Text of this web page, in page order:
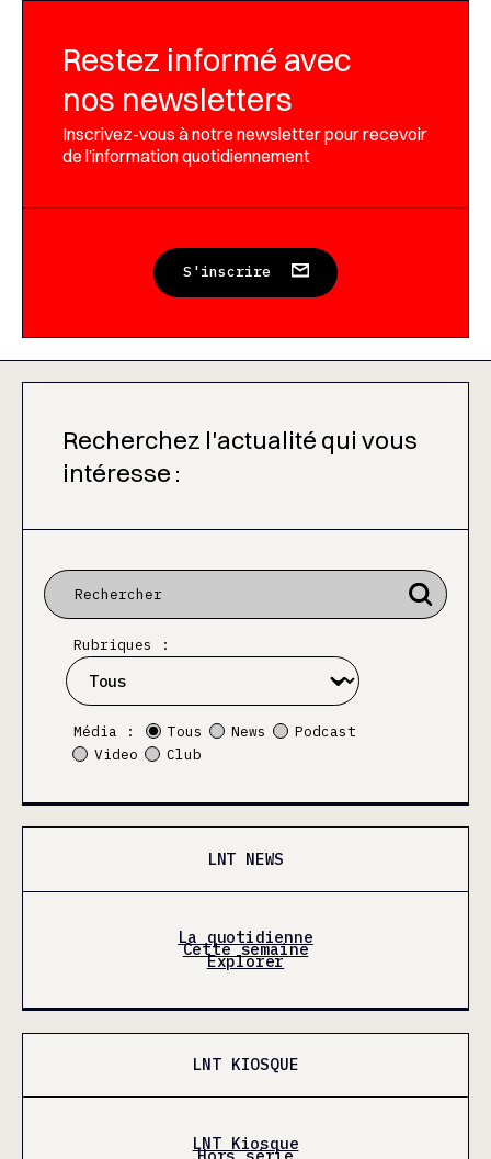
Restez informé avec
nos newsletters
Inscrivez-vous à notre newsletter pour recevoir
de l’information quotidiennement
S'inscrire
Recherchez l'actualité qui vous
intéresse :
Rubriques :
Média : Tous News
Podcast
Video
Club
LNT NEWS
La quotidienne
Cette semaine
Explorer
LNT KIOSQUE
LNT Kiosque